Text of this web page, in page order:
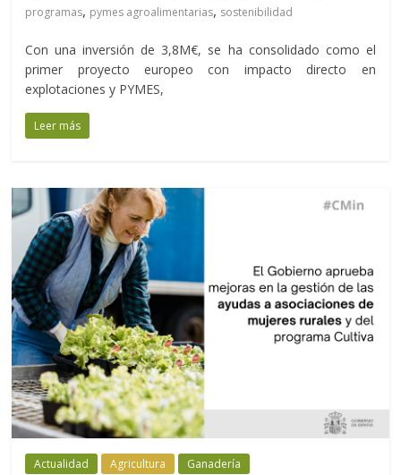
programas, pymes agroalimentarias, sostenibilidad
Con una inversión de 3,8M€, se ha consolidado como el
primer proyecto europeo con impacto directo en
explotaciones y PYMES,
Leer más
Actualidad Agricultura Ganadería